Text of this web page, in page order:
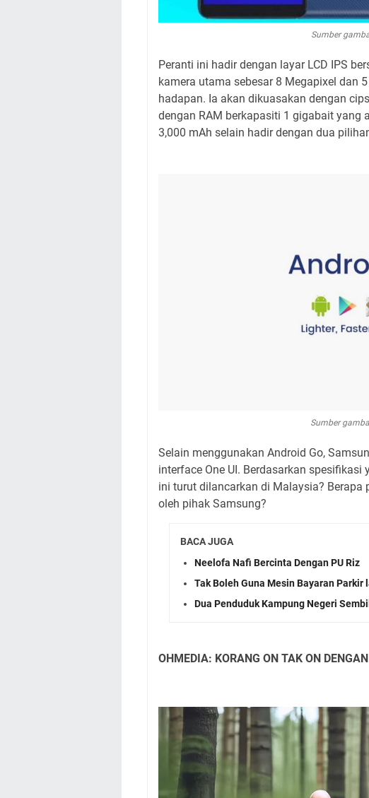
Sumber
Peranti ini hadir dengan layar LCD IPS
kamera utama sebesar 8 Megapixel dan
hadapan. Ia akan dikuasakan dengan
dengan RAM berkapasiti 1 gigabait yang
3,000 mAh selain hadir dengan dua
Sumber
Selain menggunakan Android Go,
interface One UI. Berdasarkan
ini turut dilancarkan di Malaysia?
oleh pihak Samsung?
BACA JUGA
Neelofa Nafi Bercinta Dengan PU Riz
Tak Boleh Guna Mesin Bayaran
Dua Penduduk Kampung Negeri
OHMEDIA: KORANG ON TAK ON